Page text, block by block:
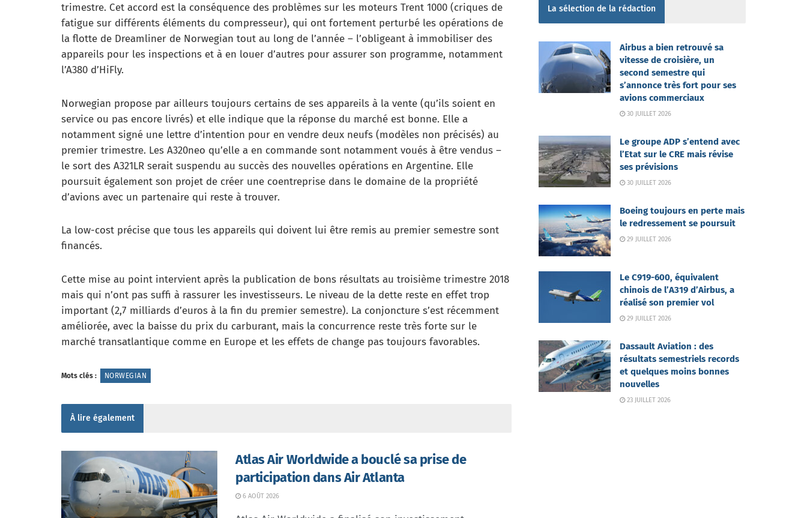
trimestre. Cet accord est la conséquence des problèmes sur les moteurs Trent 1000 (criques de
fatigue sur différents éléments du compresseur), qui ont fortement perturbé les opérations de
la flotte de Dreamliner de Norwegian tout au long de l’année – l’obligeant à immobiliser des
appareils pour les inspections et à en louer d’autres pour assurer son programme, notamment
l’A380 d’HiFly.
Norwegian propose par ailleurs toujours certains de ses appareils à la vente (qu’ils soient en
service ou pas encore livrés) et elle indique que la réponse du marché est bonne. Elle a
notamment signé une lettre d’intention pour en vendre deux neufs (modèles non précisés) au
premier trimestre. Les A320neo qu’elle a en commande sont notamment voués à être vendus –
le sort des A321LR serait suspendu au succès des nouvelles opérations en Argentine. Elle
poursuit également son projet de créer une coentreprise dans le domaine de la propriété
d’avions avec un partenaire qui reste à trouver.
La low-cost précise que tous les appareils qui doivent lui être remis au premier semestre sont
financés.
Cette mise au point intervient après la publication de bons résultats au troisième trimestre 2018
mais qui n’ont pas suffi à rassurer les investisseurs. Le niveau de la dette reste en effet trop
important (2,7 milliards d’euros à la fin du premier semestre). La conjoncture s’est récemment
améliorée, avec la baisse du prix du carburant, mais la concurrence reste très forte sur le
marché transatlantique comme en Europe et les effets de change pas toujours favorables.
Mots clés : NORWEGIAN
À lire également
Atlas Air Worldwide a bouclé sa prise de
participation dans Air Atlanta
6 AOÛT 2026
La sélection de la rédaction
Airbus a bien retrouvé sa
vitesse de croisière, un
second semestre qui
s’annonce très fort pour ses
avions commerciaux
30 JUILLET 2026
Le groupe ADP s’entend avec
l’Etat sur le CRE mais révise
ses prévisions
30 JUILLET 2026
Boeing toujours en perte mais
le redressement se poursuit
29 JUILLET 2026
Le C919-600, équivalent
chinois de l’A319 d’Airbus, a
réalisé son premier vol
29 JUILLET 2026
Dassault Aviation : des
résultats semestriels records
et quelques moins bonnes
nouvelles
23 JUILLET 2026